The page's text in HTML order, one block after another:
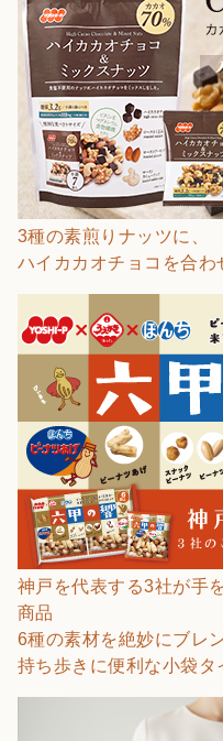
3種の素煎りナッツに、
ハイカカオチョコを合わ
神戸を代表する3社が手
商品
6種の素材を絶妙にブレ
持ち歩きに便利な小袋タ